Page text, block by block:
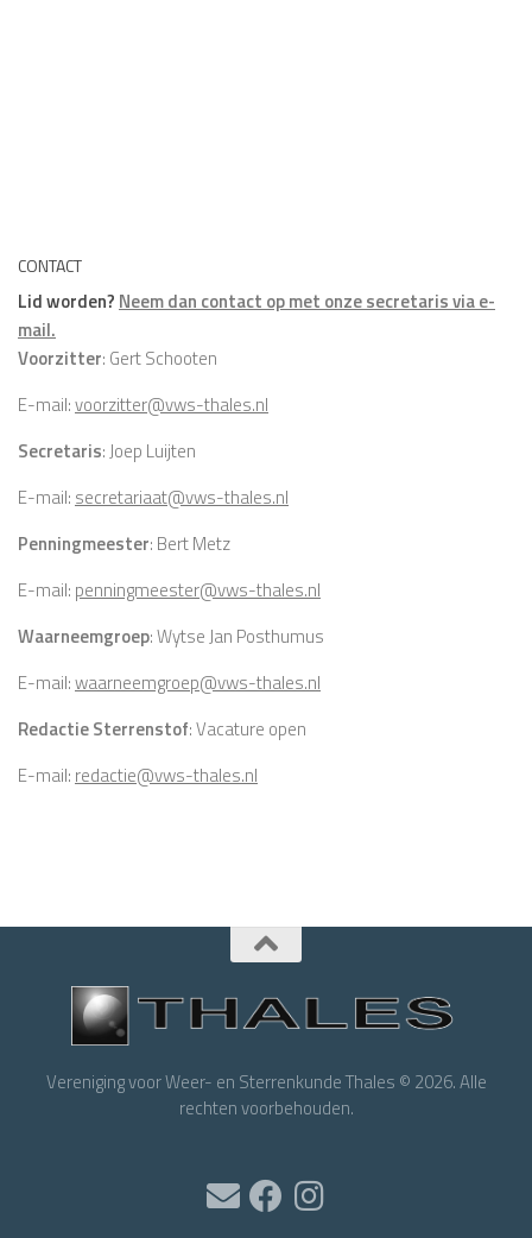
CONTACT
Lid worden? Neem dan contact op met onze secretaris via e-
mail.
Voorzitter: Gert Schooten
E-mail:voorzitter@vws-thales.nl
Secretaris: Joep Luijten
E-mail: secretariaat@vws-thales.nl
Penningmeester: Bert Metz
E-mail: penningmeester@vws-thales.nl
Waarneemgroep: Wytse Jan Posthumus
E-mail:waarneemgroep@vws-thales.nl
Redactie Sterrenstof: Vacature open
E-mail: redactie@vws-thales.nl
Vereniging voor Weer- en Sterrenkunde Thales © 2026. Alle
rechten voorbehouden.